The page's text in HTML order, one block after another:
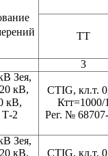
CTIG, кл.т.
Ктт=1000/
Рег. №
CTIG, кл.т.
ТТ
3
Зея,
кВ,
кВ,
2
Зея,
кВ,